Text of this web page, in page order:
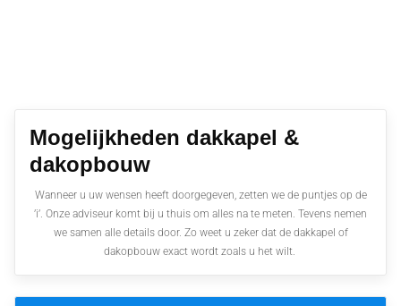
Mogelijkheden dakkapel &
dakopbouw
Wanneer u uw wensen heeft doorgegeven, zetten we de puntjes op de
’i’. Onze adviseur komt bij u thuis om alles na te meten. Tevens nemen
we samen alle details door. Zo weet u zeker dat de dakkapel of
dakopbouw exact wordt zoals u het wilt.